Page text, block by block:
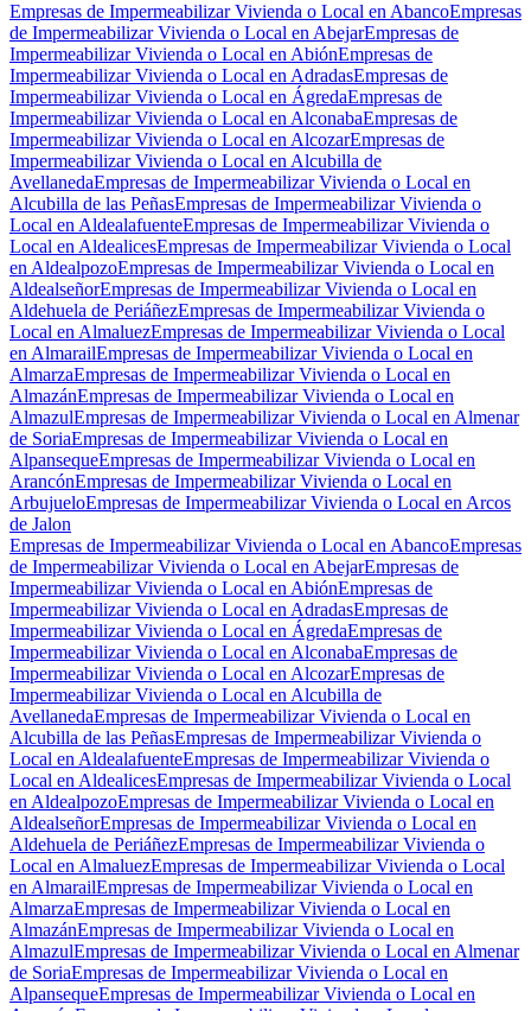
Empresas de Impermeabilizar Vivienda o Local en AbancoEmpresas
de Impermeabilizar Vivienda o Local en AbejarEmpresas de
Impermeabilizar Vivienda o Local en AbiónEmpresas de
Impermeabilizar Vivienda o Local en AdradasEmpresas de
Impermeabilizar Vivienda o Local en ÁgredaEmpresas de
Impermeabilizar Vivienda o Local en AlconabaEmpresas de
Impermeabilizar Vivienda o Local en AlcozarEmpresas de
Impermeabilizar Vivienda o Local en Alcubilla de
AvellanedaEmpresas de Impermeabilizar Vivienda o Local en
Alcubilla de las PeñasEmpresas de Impermeabilizar Vivienda o
Local en AldealafuenteEmpresas de Impermeabilizar Vivienda o
Local en AldealicesEmpresas de Impermeabilizar Vivienda o Local
en AldealpozoEmpresas de Impermeabilizar Vivienda o Local en
AldealseñorEmpresas de Impermeabilizar Vivienda o Local en
Aldehuela de PeriáñezEmpresas de Impermeabilizar Vivienda o
Local en AlmaluezEmpresas de Impermeabilizar Vivienda o Local
en AlmarailEmpresas de Impermeabilizar Vivienda o Local en
AlmarzaEmpresas de Impermeabilizar Vivienda o Local en
AlmazánEmpresas de Impermeabilizar Vivienda o Local en
AlmazulEmpresas de Impermeabilizar Vivienda o Local en Almenar
de SoriaEmpresas de Impermeabilizar Vivienda o Local en
AlpansequeEmpresas de Impermeabilizar Vivienda o Local en
ArancónEmpresas de Impermeabilizar Vivienda o Local en
ArbujueloEmpresas de Impermeabilizar Vivienda o Local en Arcos
de Jalon
Empresas de Impermeabilizar Vivienda o Local en AbancoEmpresas
de Impermeabilizar Vivienda o Local en AbejarEmpresas de
Impermeabilizar Vivienda o Local en AbiónEmpresas de
Impermeabilizar Vivienda o Local en AdradasEmpresas de
Impermeabilizar Vivienda o Local en ÁgredaEmpresas de
Impermeabilizar Vivienda o Local en AlconabaEmpresas de
Impermeabilizar Vivienda o Local en AlcozarEmpresas de
Impermeabilizar Vivienda o Local en Alcubilla de
AvellanedaEmpresas de Impermeabilizar Vivienda o Local en
Alcubilla de las PeñasEmpresas de Impermeabilizar Vivienda o
Local en AldealafuenteEmpresas de Impermeabilizar Vivienda o
Local en AldealicesEmpresas de Impermeabilizar Vivienda o Local
en AldealpozoEmpresas de Impermeabilizar Vivienda o Local en
AldealseñorEmpresas de Impermeabilizar Vivienda o Local en
Aldehuela de PeriáñezEmpresas de Impermeabilizar Vivienda o
Local en AlmaluezEmpresas de Impermeabilizar Vivienda o Local
en AlmarailEmpresas de Impermeabilizar Vivienda o Local en
AlmarzaEmpresas de Impermeabilizar Vivienda o Local en
AlmazánEmpresas de Impermeabilizar Vivienda o Local en
AlmazulEmpresas de Impermeabilizar Vivienda o Local en Almenar
de SoriaEmpresas de Impermeabilizar Vivienda o Local en
AlpansequeEmpresas de Impermeabilizar Vivienda o Local en